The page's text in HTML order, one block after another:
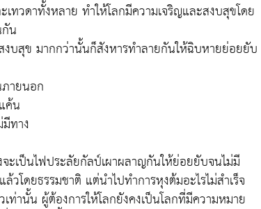
ทวดาทั้งหลาย ทำให้โลกมีความเจริญและสงบสุขโดย
น
บสุข มากกว่านั้นก็สังหารทำลายกันให้ฉิบหายย่อยยับ
ายนอก
ค้น
ทาง
ะเป็นไฟประลัยกัลป์เผาผลาญกันให้ย่อยยับจนไม่มี
โดยธรรมชาติ แต่นำไปทำการหุงต้มอะไรไม่สำเร็จ
ท่านั้น ผู้ต้องการให้โลกยังคงเป็นโลกที่มีความหมาย